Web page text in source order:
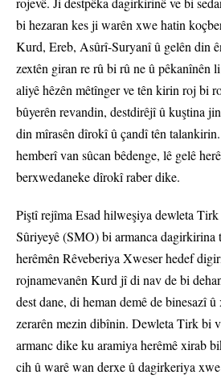
bi hezaran kes ji warên xwe hatin
Kurd, Ereb, Asûrî-Suryanî û gelên din
zextên giran re rû bi rû ne û pêkanînên
aliyê hêzên mêtînger ve tên kirin roj bi
bûyerên revandin, destdirêjî û kuştina
din mîrasên dîrokî û çandî tên
hemberî van sûcan bêdenge, lê gelê
berxwedaneke dîrokî raber dike.
Piştî rejîma Esad hilweşiya dewleta
Sûriyeyê (SMO) bi armanca dagirkirina
herêmên Rêveberiya Xweser hedef
rojnamevanên Kurd jî di nav de bi
dest dane, di heman demê de binesazî
zerarên mezin dibînin. Dewleta Tirk bi
armanc dike ku aramiya herêmê xirab
cih û warê wan derxe û dagirkeriya